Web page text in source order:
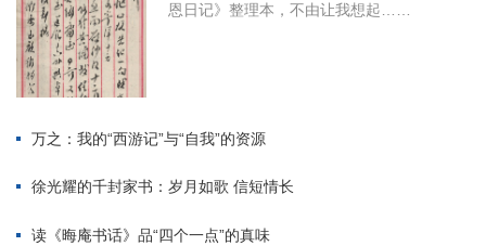
恩日记》整理本，不由让我想起……
万之：我的“西游记”与“自我”的资源
徐光耀的千封家书：岁月如歌 信短情长
读《晦庵书话》品“四个一点”的真味